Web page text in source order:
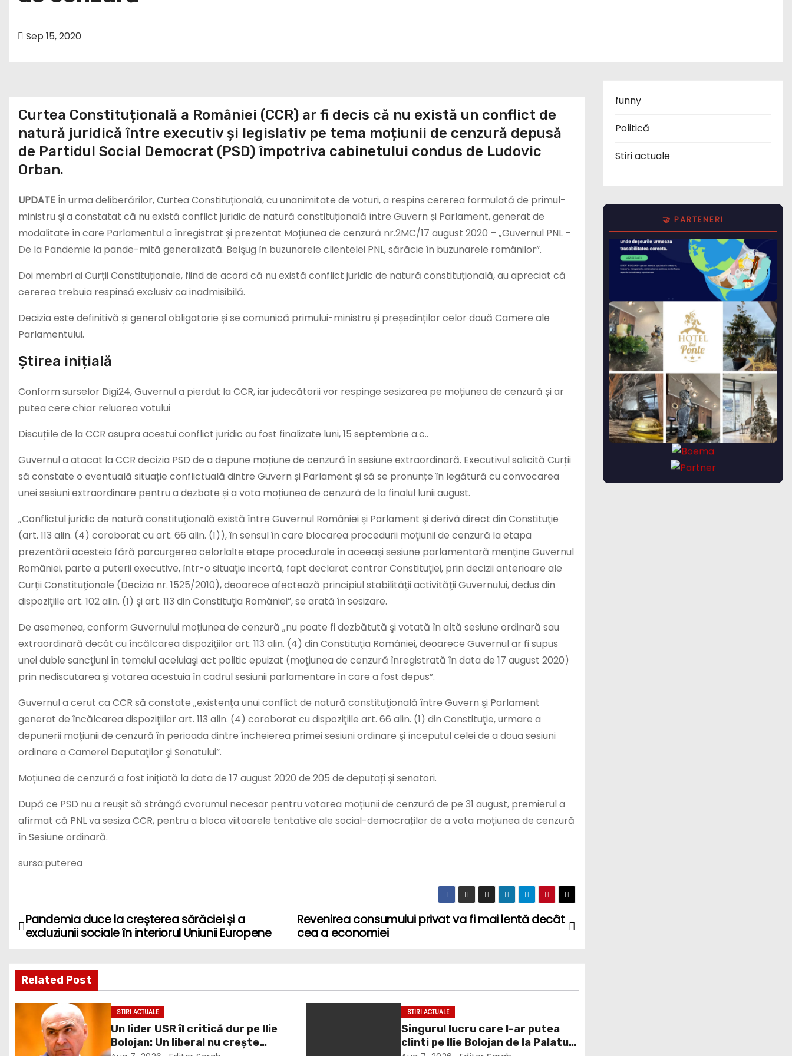
Sep 15, 2020
Curtea Constituțională a României (CCR) ar fi decis că nu există un conflict de
natură juridică între executiv și legislativ pe tema moțiunii de cenzură depusă
de Partidul Social Democrat (PSD) împotriva cabinetului condus de Ludovic
Orban.
UPDATEÎn urma deliberărilor, Curtea Constituțională, cu unanimitate de voturi, a respins cererea formulată de primul-
ministru şi a constatat că nu există conflict juridic de natură constituțională între Guvern și Parlament, generat de
modalitate în care Parlamentul a înregistrat și prezentat Moțiunea de cenzură nr.2MC/17 august 2020 – „Guvernul PNL –
De la Pandemie la pande-mită generalizată. Belşug în buzunarele clientelei PNL, sărăcie în buzunarele românilor”.
Doi membri ai Curții Constituționale, fiind de acord că nu există conflict juridic de natură constituțională, au apreciat că
cererea trebuia respinsă exclusiv ca inadmisibilă.
Decizia este definitivă și general obligatorie și se comunică primului-ministru și președinților celor două Camere ale
Parlamentului.
Știrea inițială
Conform surselor Digi24, Guvernul a pierdut la CCR, iar judecătorii vor respinge sesizarea pe moțiunea de cenzură și ar
putea cere chiar reluarea votului
Discuțiile de la CCR asupra acestui conflict juridic au fost finalizate luni, 15 septembrie a.c..
Guvernul a atacat la CCR decizia PSD de a depune moțiune de cenzură în sesiune extraordinară. Executivul solicită Curții
să constate o eventuală situație conflictuală dintre Guvern și Parlament și să se pronunțe în legătură cu convocarea
unei sesiuni extraordinare pentru a dezbate și a vota moțiunea de cenzură de la finalul lunii august.
„Conflictul juridic de natură constituţională există între Guvernul României şi Parlament şi derivă direct din Constituţie
(art. 113 alin. (4) coroborat cu art. 66 alin. (1)), în sensul în care blocarea procedurii moţiunii de cenzură la etapa
prezentării acesteia fără parcurgerea celorlalte etape procedurale în aceeaşi sesiune parlamentară menţine Guvernul
României, parte a puterii executive, într-o situaţie incertă, fapt declarat contrar Constituţiei, prin decizii anterioare ale
Curţii Constituţionale (Decizia nr. 1525/2010), deoarece afectează principiul stabilităţii activităţii Guvernului, dedus din
dispoziţiile art. 102 alin. (1) şi art. 113 din Constituţia României”, se arată în sesizare.
De asemenea, conform Guvernului moțiunea de cenzură „nu poate fi dezbătută şi votată în altă sesiune ordinară sau
extraordinară decât cu încălcarea dispoziţiilor art. 113 alin. (4) din Constituţia României, deoarece Guvernul ar fi supus
unei duble sancţiuni în temeiul aceluiaşi act politic epuizat (moţiunea de cenzură înregistrată în data de 17 august 2020)
prin nediscutarea şi votarea acestuia în cadrul sesiunii parlamentare în care a fost depus”.
Guvernul a cerut ca CCR să constate „existenţa unui conflict de natură constituţională între Guvern şi Parlament
generat de încălcarea dispoziţiilor art. 113 alin. (4) coroborat cu dispoziţiile art. 66 alin. (1) din Constituţie, urmare a
depunerii moţiunii de cenzură în perioada dintre încheierea primei sesiuni ordinare şi începutul celei de a doua sesiuni
ordinare a Camerei Deputaţilor şi Senatului”.
Moțiunea de cenzură a fost inițiată la data de 17 august 2020 de 205 de deputați și senatori.
După ce PSD nu a reușit să strângă cvorumul necesar pentru votarea moțiunii de cenzură de pe 31 august, premierul a
afirmat că PNL va sesiza CCR, pentru a bloca viitoarele tentative ale social-democraților de a vota moțiunea de cenzură
în Sesiune ordinară.
sursa:puterea
P
s
t
a
Revenirea consumului privat va fi mai lentă decât
cea a economiei
Pandemia duce la creșterea sărăciei și a
excluziunii sociale în interiorul Uniunii Europene
Related Post
STIRI ACTUALE
Un lider USR îl critică dur pe Ilie
Bolojan: Un liberal nu crește
STIRI ACTUALE
Singurul lucru care l-ar putea
clinti pe Ilie Bolojan de la Palatul
funny
Politică
Stiri actuale
🤝 PARTENERI